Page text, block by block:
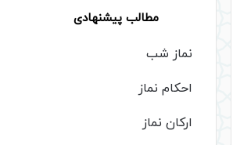
مطالب پیشنهادی
نماز شب
احکام نماز
ارکان نماز